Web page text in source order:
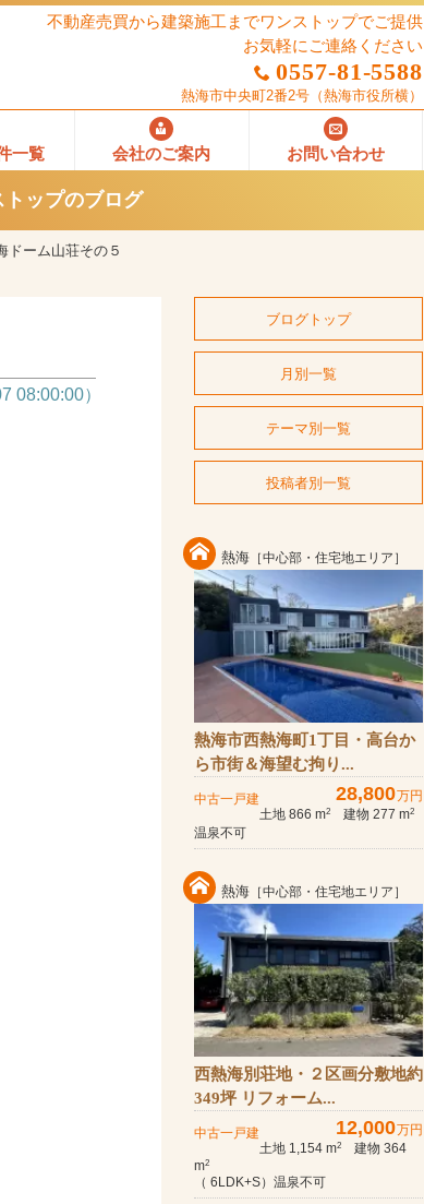
不動産売買から建築施工までワンストップでご提供
お気軽にご連絡ください
0557-81-5588
熱海市中央町2番2号 （熱海市役所横）
一覧 会社のご案内 お問い合わせ
ップのブログ
ーム山荘その５
08:00:00）
ブログトップ
月別一覧
テーマ別一覧
投稿者別一覧
熱海 ［中心部・住宅地エリア］
熱海市西熱海町1丁目・高台か
ら市街＆海望む拘り...
中古一戸建 28,800万円
土地 866 m2 建物 277 m2
温泉不可
熱海 ［中心部・住宅地エリア］
西熱海別荘地・２区画分敷地約
349坪 リフォーム...
中古一戸建 12,000万円
土地 1,154 m2
建物 364
m2
（ 6LDK+S）温泉不可